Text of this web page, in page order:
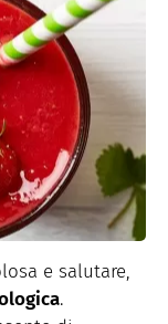
e salutare,
.